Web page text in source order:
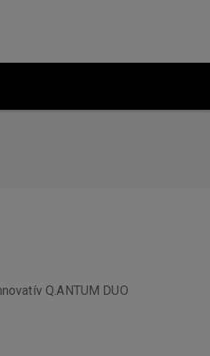
Q.ANTUM DUO